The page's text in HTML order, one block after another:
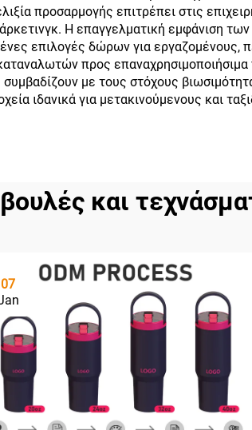
προσαρμογής επιτρέπει στις
Η επαγγελματική εμφάνιση
επιλογές δώρων για εργαζομένους,
προς
με τους στόχους
ιδανικά για μετακινούμενους και
και
07